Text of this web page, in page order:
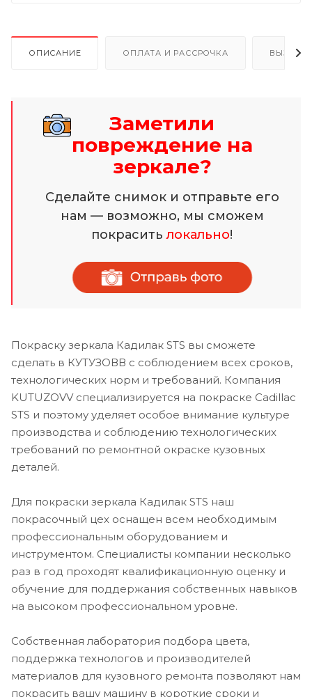
ОПИСАНИЕ ОПЛАТА И РАССРОЧКА ВЫЗОВ
Заметили
повреждение на
зеркале?
Сделайте снимок и отправьте его
нам — возможно, мы сможем
покраситьлокально!
Покраску зеркала Кадилак STS вы сможете
сделать в КУТУЗОВВ с соблюдением всех сроков,
технологических норм и требований. Компания
KUTUZOVV специализируется на покраске Cadillac
STS и поэтому уделяет особое внимание культуре
производства и соблюдению технологических
требований по ремонтной окраске кузовных
деталей.
Для покраски зеркала Кадилак STS наш
покрасочный цех оснащен всем необходимым
профессиональным оборудованием и
инструментом. Специалисты компании несколько
раз в год проходят квалификационную оценку и
обучение для поддержания собственных навыков
на высоком профессиональном уровне.
Собственная лаборатория подбора цвета,
поддержка технологов и производителей
материалов для кузовного ремонта позволяют нам
покрасить вашу машину в короткие сроки и